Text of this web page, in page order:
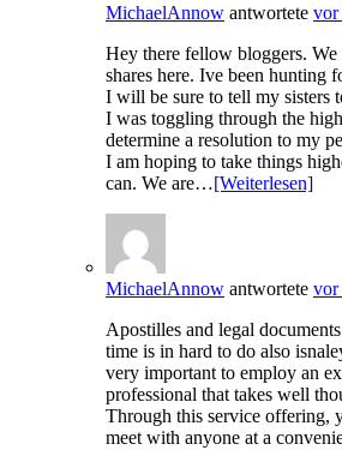
MichaelAnnow antwortete vor
Hey there fellow bloggers. We
shares here. Ive been hunting
I will be sure to tell my sisters
I was toggling through the
determine a resolution to my
I am hoping to take things
can. We are…[Weiterlesen]
MichaelAnnow antwortete vor
Apostilles and legal
time is in hard to do also
very important to employ an
professional that takes well
Through this service offering,
meet with anyone at a